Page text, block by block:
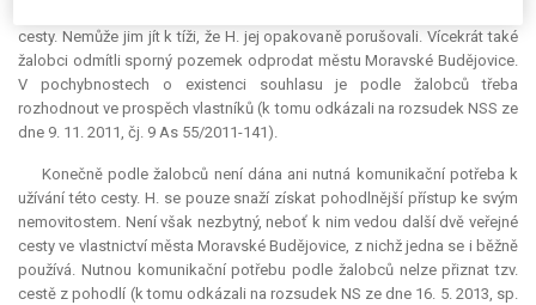
cesty. Nemůže jim jít k tíži, že H. jej opakovaně porušovali. Vícekrát také
žalobci odmítli sporný pozemek odprodat městu Moravské Budějovice.
V pochybnostech o existenci souhlasu je podle žalobců třeba
rozhodnout ve prospěch vlastníků (k tomu odkázali na rozsudek NSS ze
dne 9. 11. 2011, čj. 9 As 55/2011-141).
Konečně podle žalobců není dána ani nutná komunikační potřeba k
užívání této cesty. H. se pouze snaží získat pohodlnější přístup ke svým
nemovitostem. Není však nezbytný, neboť k nim vedou další dvě veřejné
cesty ve vlastnictví města Moravské Budějovice, z nichž jedna se i běžně
používá. Nutnou komunikační potřebu podle žalobců nelze přiznat tzv.
cestě z pohodlí (k tomu odkázali na rozsudek NS ze dne 16. 5. 2013, sp.